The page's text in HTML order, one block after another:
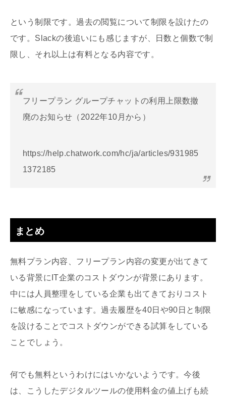
という制限です。過去の閲覧について制限を設けたの
です。Slackの後追いにも感じますが、日数と個数で制
限し、それ以上は有料となる内容です。
フリープラン グループチャットの利用上限数撤
廃のお知らせ（2022年10月から）
https://help.chatwork.com/hc/ja/articles/931985
1372185
まとめ
無料プラン内容、フリープラン内容の変更が出てきて
いる背景にIT企業のコストダウンが背景にあります。
中には人員整理をしている企業も出てきておりコスト
に敏感になっています。過去履歴を40日や90日と制限
を設けることでコストダウンができる試算をしている
ことでしょう。
何でも無料というわけにはいかないようです。今後
は、こうしたデジタルツールの使用料金の値上げも続